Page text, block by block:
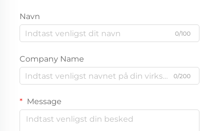
Navn
0/100
Company Name
0/200
Message